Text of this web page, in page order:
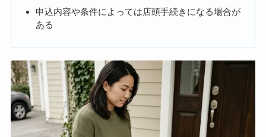
申込内容や条件によっては店頭手続きになる場合が
ある